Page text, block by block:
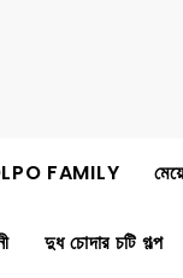
FAMILY
দুধ চোদার চটি গল্প